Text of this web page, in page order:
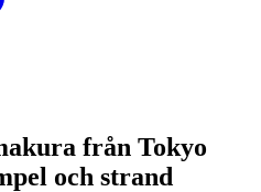
från Tokyo
och strand